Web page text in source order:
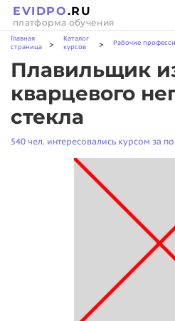
EVIDPO.RU
платформа обучения
Главная
страница
>
Каталог
курсов
> Рабочие
Плавильщик
кварцевого
стекла
540 чел. интересовались курсом за